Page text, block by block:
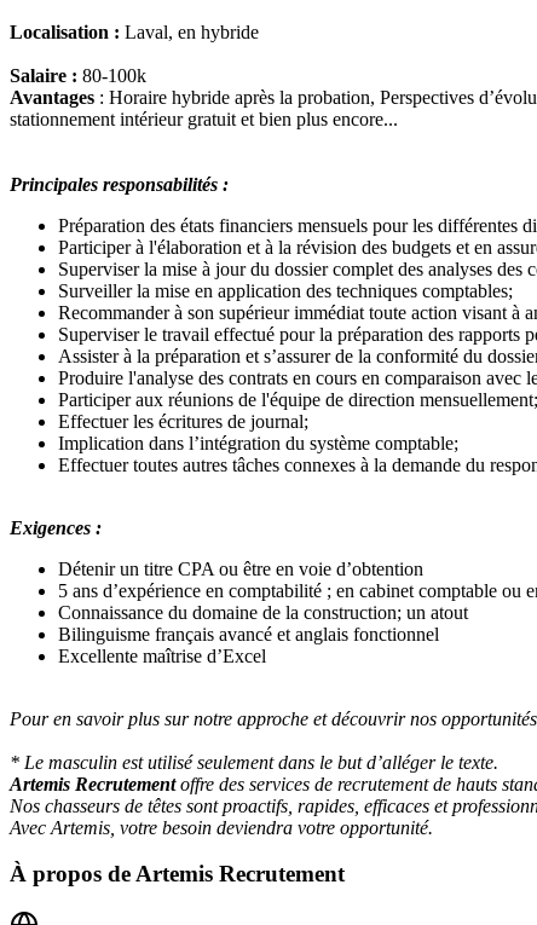
Localisation : Laval, en hybride
Salaire : 80-100k
Avantages : Horaire hybride après la probation, Perspectives
stationnement intérieur gratuit et bien plus encore...
Principales responsabilités :
Préparation des états financiers mensuels pour les différentes
Participer à l'élaboration et à la révision des budgets et en
Superviser la mise à jour du dossier complet des analyses
Surveiller la mise en application des techniques comptables;
Recommander à son supérieur immédiat toute action visant à
Superviser le travail effectué pour la préparation des rapports
Assister à la préparation et s’assurer de la conformité du
Produire l'analyse des contrats en cours en comparaison avec
Participer aux réunions de l'équipe de direction mensuellement;
Effectuer les écritures de journal;
Implication dans l’intégration du système comptable;
Effectuer toutes autres tâches connexes à la demande du
Exigences :
Détenir un titre CPA ou être en voie d’obtention
5 ans d’expérience en comptabilité ; en cabinet comptable ou
Connaissance du domaine de la construction; un atout
Bilinguisme français avancé et anglais fonctionnel
Excellente maîtrise d’Excel
Pour en savoir plus sur notre approche et découvrir nos
* Le masculin est utilisé seulement dans le but d’alléger le texte.
Artemis Recrutementoffre des services de recrutement de hauts
Nos chasseurs de têtes sont proactifs, rapides, efficaces et
Avec Artemis, votre besoin deviendra votre opportunité.
À propos deArtemis Recrutement